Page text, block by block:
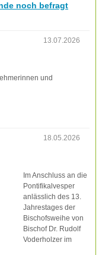
noch befragt
13.07.2026
und
18.05.2026
Im Anschluss an die
Pontifikalvesper
anlässlich des 13.
Jahrestages der
Bischofsweihe von
Bischof Dr. Rudolf
Voderholzer im